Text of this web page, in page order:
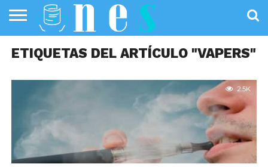
PÚBLICA
SANIDAD
INVESTIGACIÓN
ENTREVISTAS
PROFESIONALES
DE LA SALUD
INFOGRAFÍAS
DE SALUD
OPINIÓN
ETIQUETAS DEL ARTÍCULO "VAPERS"
2.5K